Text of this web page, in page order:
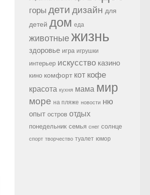
горы дети дизайн для
детей дом еда
животные жизнь
здоровье игра игрушки
интерьер искусство казино
кино комфорт кот кофе
красота кухня мама мир
море на пляже новости ню
опыт остров отдых
понедельник семья снег солнце
спорт творчество туалет юмор